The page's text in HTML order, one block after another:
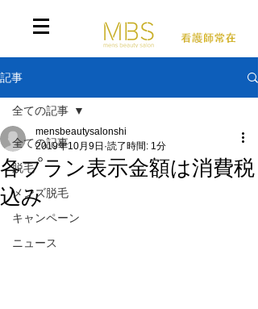
記事
全ての記事
脱毛
メンズ脱毛
キャンペーン
ニュース
全ての記事
各プラン表示金額は消費税
込み
mensbeautysalonshi
2019年10月9日 読了時間: 1分